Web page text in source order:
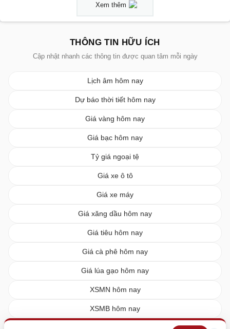
Xem thêm
THÔNG TIN HỮU ÍCH
Cập nhật nhanh các thông tin được quan tâm mỗi ngày
Lịch âm hôm nay
Dự báo thời tiết hôm nay
Giá vàng hôm nay
Giá bạc hôm nay
Tỷ giá ngoại tệ
Giá xe ô tô
Giá xe máy
Giá xăng dầu hôm nay
Giá tiêu hôm nay
Giá cà phê hôm nay
Giá lúa gạo hôm nay
XSMN hôm nay
XSMB hôm nay